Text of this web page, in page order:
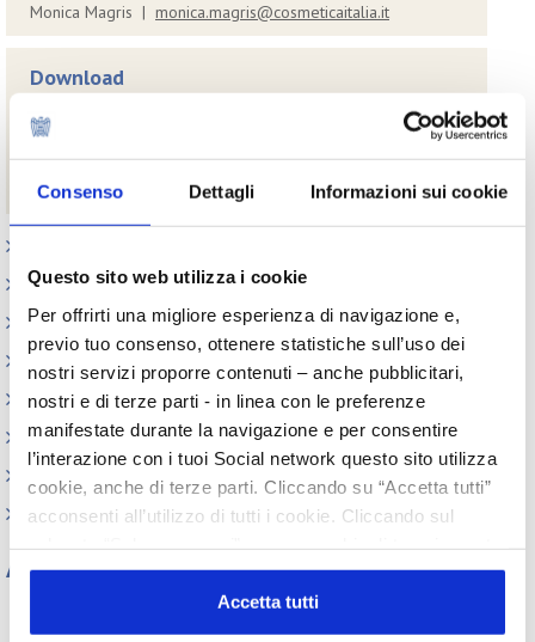
Consenso Dettagli Informazioni sui cookie
Questo sito web utilizza i cookie
Per offrirti una migliore esperienza di navigazione e,
previo tuo consenso, ottenere statistiche sull’uso dei
nostri servizi proporre contenuti – anche pubblicitari,
nostri e di terze parti - in linea con le preferenze
manifestate durante la navigazione e per consentire
l’interazione con i tuoi Social network questo sito utilizza
cookie, anche di terze parti. Cliccando su “Accetta tutti”
acconsenti all’utilizzo di tutti i cookie. Cliccando sul
o profilazione viene utilizzato. Cliccando su
“Personalizza le scelte” è possibile esprimere la propria
volontà in relazione a ciascuna categoria di cookie del
Accetta tutti
Monica Magris | monica.magris@cosmeticaitalia.it
Download
Presentazione Sardella_Agenzia Dogane
Presentazione Ambasciatore d'Italia a Tokyo Starace
Presentazione Bruni_MISE
Iniziative
Webinar
Circolari
Memorandum of Understanding
Corsi di formazione
Contatti utili
FAQ
Archivio